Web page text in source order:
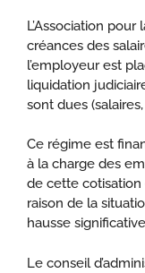
L’Association
créances des
l’employeur est
liquidation
sont dues
Ce régime est
à la charge des
de cette cotisation
raison de la
hausse
Le conseil